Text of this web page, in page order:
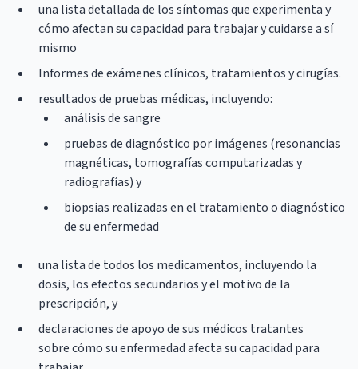
una lista detallada de los síntomas que experimenta y
cómo afectan su capacidad para trabajar y cuidarse a sí
mismo
Informes de exámenes clínicos, tratamientos y cirugías.
resultados de pruebas médicas, incluyendo:
análisis de sangre
pruebas de diagnóstico por imágenes (resonancias
magnéticas, tomografías computarizadas y
radiografías) y
biopsias realizadas en el tratamiento o diagnóstico
de su enfermedad
una lista de todos los medicamentos, incluyendo la
dosis, los efectos secundarios y el motivo de la
prescripción, y
declaraciones de apoyo de sus médicos tratantes
sobre cómo su enfermedad afecta su capacidad para